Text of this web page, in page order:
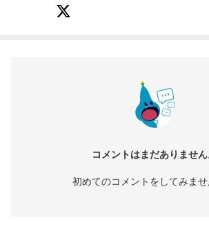
コメントはまだありません
初めてのコメントをしてみませ